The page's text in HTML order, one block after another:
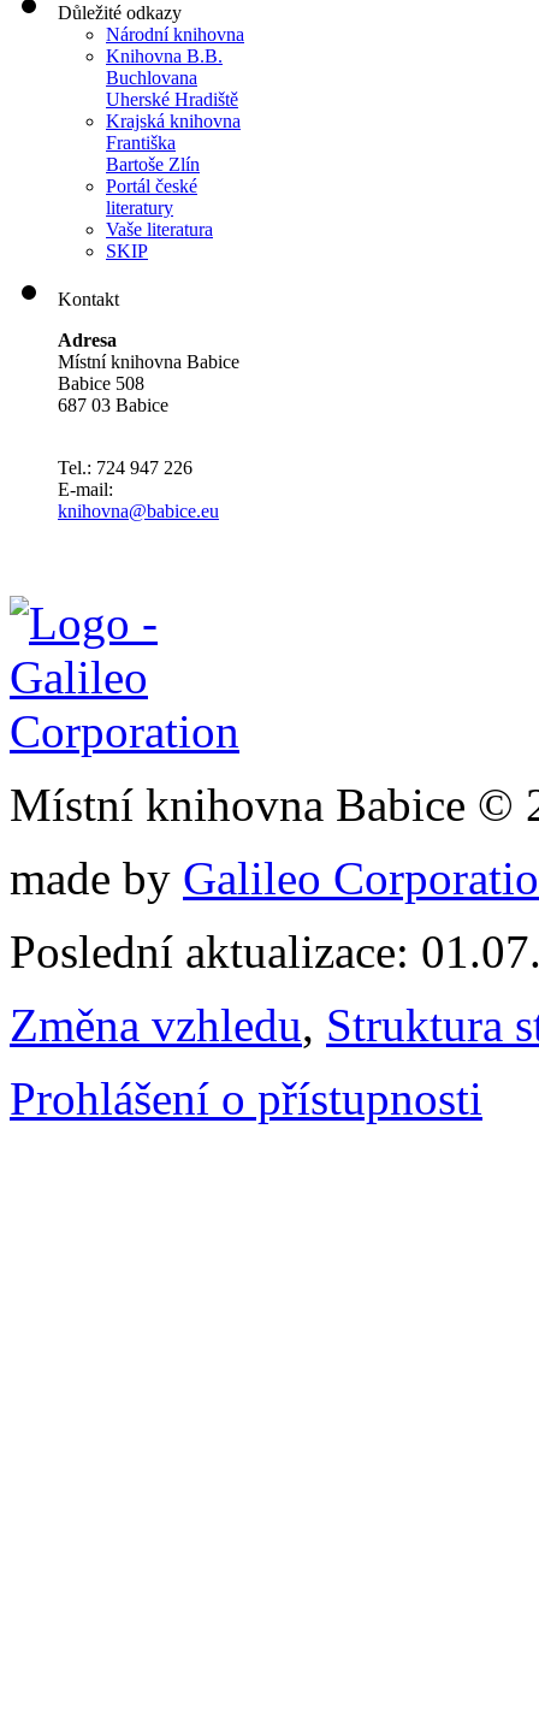
Důležité odkazy
Národní knihovna
Knihovna B.B.
Buchlovana
Uherské Hradiště
Krajská knihovna
Františka
Bartoše Zlín
Portál české
literatury
Vaše literatura
SKIP
Kontakt
Adresa
Místní knihovna Babice
Babice 508
687 03 Babice
Tel.: 724 947 226
E-mail:
knihovna@babice.eu
Místní knihovna Babice ©
made by Galileo
Poslední aktualizace:
Změna vzhledu, Struktura
Prohlášení o přístupnosti